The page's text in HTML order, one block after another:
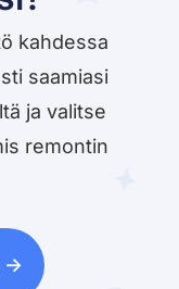
kahdessa
saamiasi
ja valitse
remontin
>